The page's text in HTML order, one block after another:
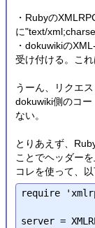
・Rubyの
に"text/
・dokuwikiの
受け付ける。こ
うーん、リクエ
dokuwiki側のコ
ない。
とりあえず、
ことでヘッダーを
コレを使って、以
require
server =